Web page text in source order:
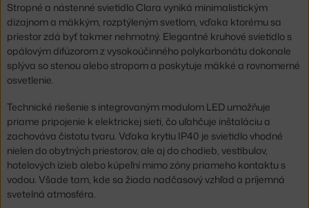
Stropné a nástenné svietidlo Clara vyniká minimalistickým
dizajnom a mäkkým, rozptýleným svetlom, vďaka ktorému sa
priestor zdá byť takmer nehmotný. Elegantné kruhové svietidlo s
opálovým difúzorom z vysokoúčinného polykarbonátu dokonale
splýva so stenou alebo stropom a poskytuje mäkké a rovnomerné
osvetlenie.
Technické riešenie s integrovaným modulom LED umožňuje
priame pripojenie k elektrickej sieti, čo uľahčuje inštaláciu a
zachováva čistotu tvaru. Vďaka krytiu IP40 je svietidlo vhodné
nielen do obytných priestorov, ale aj do chodieb, vestibulov,
hotelových izieb alebo kúpeľní mimo zóny priameho kontaktu s
vodou. Všade tam, kde sa žiada nadčasový vzhľad a príjemná
svetelná atmosféra.